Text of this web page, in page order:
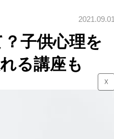
2021.09.01
子供心理を
る講座も
☓